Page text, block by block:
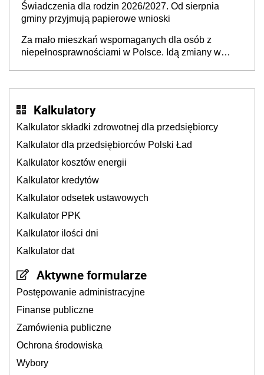
Świadczenia dla rodzin 2026/2027. Od sierpnia
gminy przyjmują papierowe wnioski
Za mało mieszkań wspomaganych dla osób z
niepełnosprawnościami w Polsce. Idą zmiany w
Kalkulatory
Kalkulator składki zdrowotnej dla przedsiębiorcy
Kalkulator dla przedsiębiorców Polski Ład
Kalkulator kosztów energii
Kalkulator kredytów
Kalkulator odsetek ustawowych
Kalkulator PPK
Kalkulator ilości dni
Kalkulator dat
Aktywne formularze
Postępowanie administracyjne
Finanse publiczne
Zamówienia publiczne
Ochrona środowiska
Wybory